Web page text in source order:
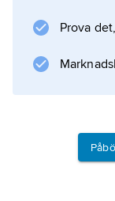
Prova